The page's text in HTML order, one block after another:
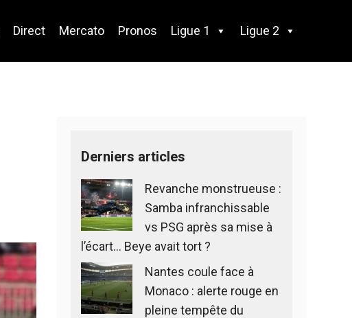
Direct Mercato Pronos Ligue 1 Ligue 2
Derniers articles
Revanche monstrueuse :
Samba infranchissable
vs PSG après sa mise à
l’écart… Beye avait tort ?
Nantes coule face à
Monaco : alerte rouge en
pleine tempête du